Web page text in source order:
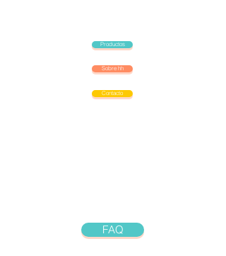
Productos
Sobre hh
Contacto
FAQ